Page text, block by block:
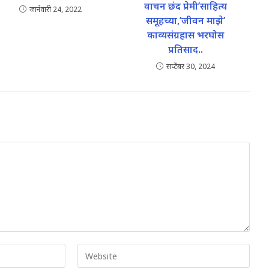
जानेवारी 24, 2022
वाचन छंद प्रेमी’साहित्य
समूहच्या,’जीवन माझे’
काव्यसंग्रहास भरघोस
प्रतिसाद..
सप्टेंबर 30, 2024
your